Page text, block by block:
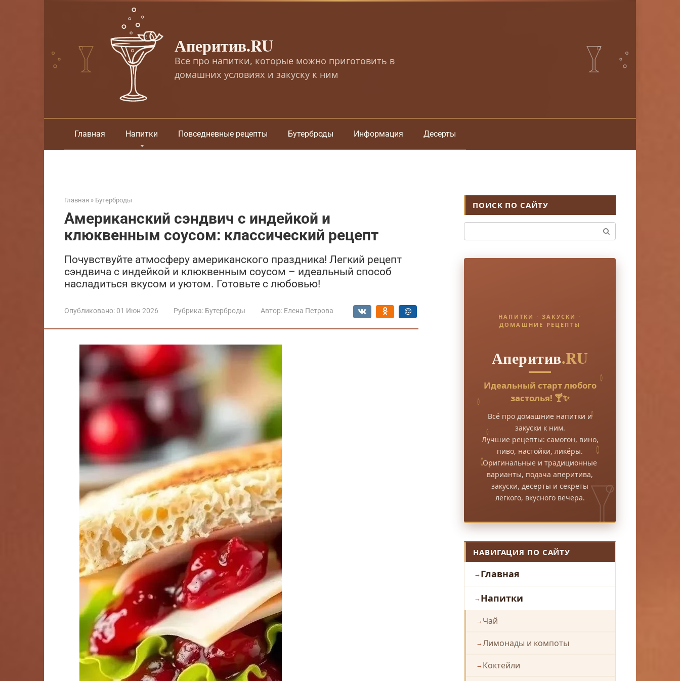
Аперитив.RU
Все про напитки, которые можно приготовить в
домашних условиях и закуску к ним
Главная Напитки Повседневные рецепты Бутерброды Информация Десерты
Главная » Бутерброды
Американский сэндвич с индейкой и
клюквенным соусом: классический рецепт
Почувствуйте атмосферу американского праздника! Легкий рецепт
сэндвича с индейкой и клюквенным соусом – идеальный способ
насладиться вкусом и уютом. Готовьте с любовью!
Опубликовано: 01 Июн 2026 Рубрика: Бутерброды Автор: Елена Петрова
ПОИСК ПО САЙТУ
НАПИТКИ · ЗАКУСКИ ·
ДОМАШНИЕ РЕЦЕПТЫ
Аперитив.RU
Идеальный старт любого
застолья! 🍸✨
Всё про домашние напитки и
закуски к ним.
Лучшие рецепты: самогон, вино,
пиво, настойки, ликёры.
Оригинальные и традиционные
варианты, подача аперитива,
закуски, десерты и секреты
лёгкого, вкусного вечера.
НАВИГАЦИЯ ПО САЙТУ
Главная
Напитки
Чай
Лимонады и компоты
Коктейли